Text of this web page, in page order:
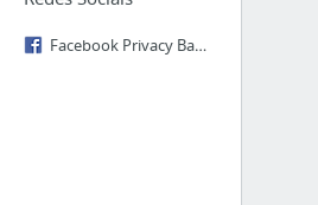
Facebook Privacy Basics